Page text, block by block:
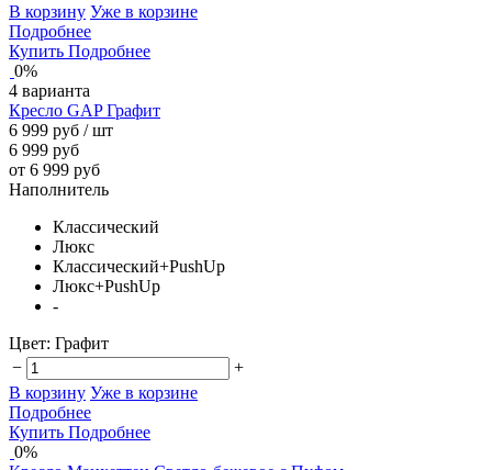
В корзину Уже в корзине
Подробнее
Купить Подробнее
0%
4 варианта
Кресло GAP Графит
6 999 руб / шт
6 999 руб
от 6 999 руб
Наполнитель
Классический
Люкс
Классический+PushUp
Люкс+PushUp
-
Цвет: Графит
−
+
В корзину Уже в корзине
Подробнее
Купить Подробнее
0%